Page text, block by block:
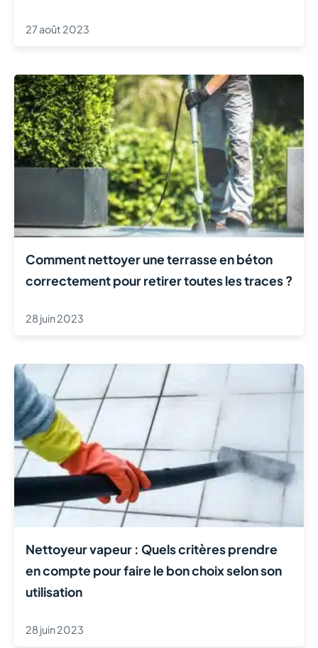
27 août 2023
Comment nettoyer une terrasse en béton
correctement pour retirer toutes les traces ?
28 juin 2023
Nettoyeur vapeur : Quels critères prendre
en compte pour faire le bon choix selon son
utilisation
28 juin 2023